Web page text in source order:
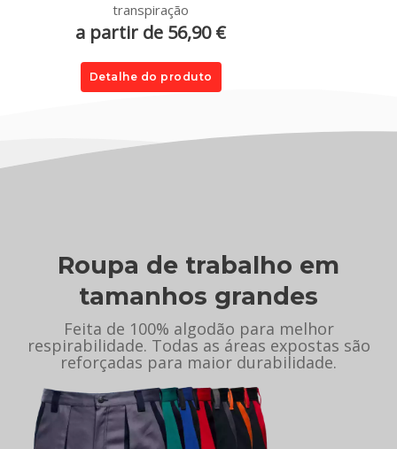
transpiração
a partir de 56,90 €
Detalhe do produto
Roupa de trabalho em
tamanhos grandes
Feita de 100% algodão para melhor
respirabilidade. Todas as áreas expostas são
reforçadas para maior durabilidade.